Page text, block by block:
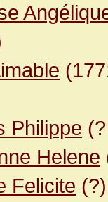
Philippe
Helene
Felicite (?)